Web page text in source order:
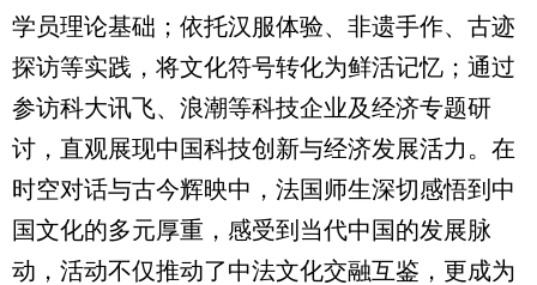
学员理论基础；依托汉服体验、非遗手作、古迹
探访等实践，将文化符号转化为鲜活记忆；通过
参访科大讯飞、浪潮等科技企业及经济专题研
讨，直观展现中国科技创新与经济发展活力。在
时空对话与古今辉映中，法国师生深切感悟到中
国文化的多元厚重，感受到当代中国的发展脉
动，活动不仅推动了中法文化交融互鉴，更成为